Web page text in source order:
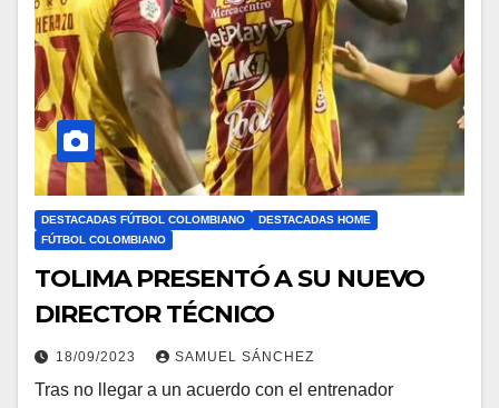
DESTACADAS FÚTBOL COLOMBIANO
DESTACADAS HOME
FÚTBOL COLOMBIANO
TOLIMA PRESENTÓ A SU NUEVO
DIRECTOR TÉCNICO
18/09/2023 SAMUEL SÁNCHEZ
Tras no llegar a un acuerdo con el entrenador